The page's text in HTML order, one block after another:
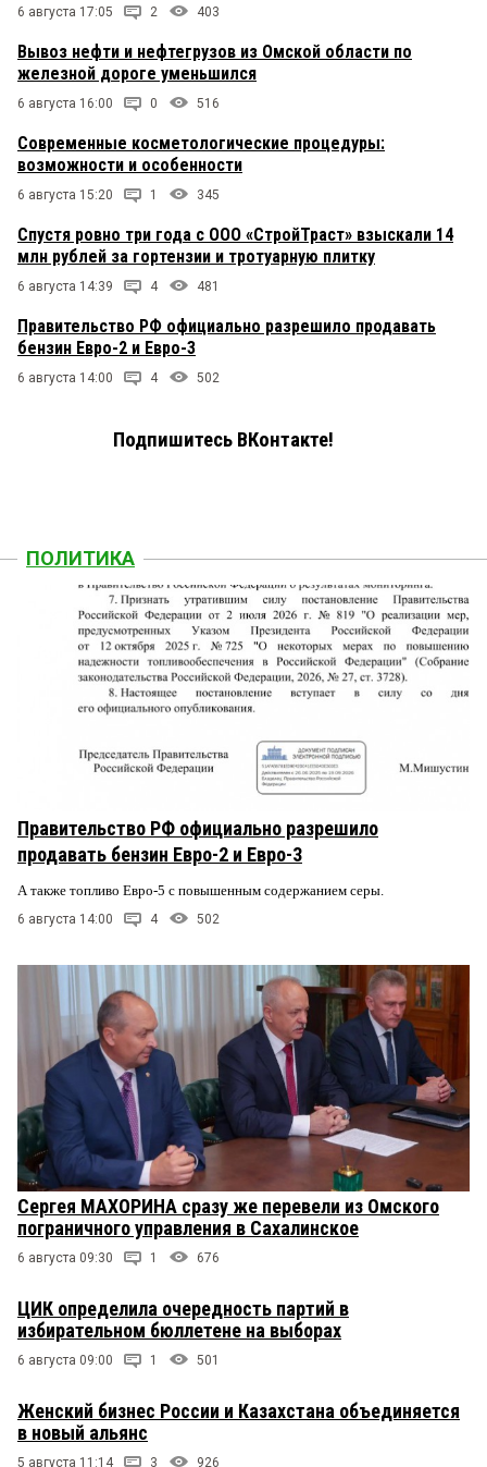
6 августа 17:05 2 403
Вывоз нефти и нефтегрузов из Омской области по
железной дороге уменьшился
6 августа 16:00 0 516
Современные косметологические процедуры:
возможности и особенности
6 августа 15:20 1 345
Спустя ровно три года с ООО «СтройТраст» взыскали 14
млн рублей за гортензии и тротуарную плитку
6 августа 14:39 4 481
Правительство РФ официально разрешило продавать
бензин Евро-2 и Евро-3
6 августа 14:00 4 502
Подпишитесь ВКонтакте!
ПОЛИТИКА
Правительство РФ официально разрешило
продавать бензин Евро-2 и Евро-3
А также топливо Евро-5 с повышенным содержанием серы.
6 августа 14:00 4 502
Сергея МАХОРИНА сразу же перевели из Омского
пограничного управления в Сахалинское
6 августа 09:30 1 676
ЦИК определила очередность партий в
избирательном бюллетене на выборах
6 августа 09:00 1 501
Женский бизнес России и Казахстана объединяется
в новый альянс
5 августа 11:14 3 926